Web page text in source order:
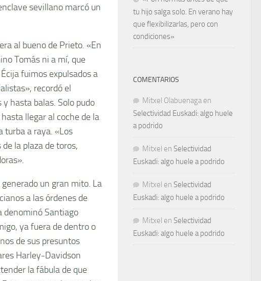
sevillano marcó un
al bueno de Prieto. «En
Tomás ni a mí, que
fuimos expulsados a
recordó el
hasta balas. Solo pudo
llegar al coche de la
turba a raya. «Los
la plaza de toros,
un gran mito. La
a las órdenes de
denominó Santiago
ya fuera de dentro o
de sus presuntos
Harley-Davidson
la fábula de que
tu hijo salga solo. En verano hay
que flexibilizarlas, pero con
condiciones»
COMENTARIOS
Mitxel Olabuenaga en
Selectividad Euskadi: algo huele
a podrido
Mitxel en Selectividad
Euskadi: algo huele a podrido
Mitxel en Selectividad
Euskadi: algo huele a podrido
Mitxel en Selectividad
Euskadi: algo huele a podrido